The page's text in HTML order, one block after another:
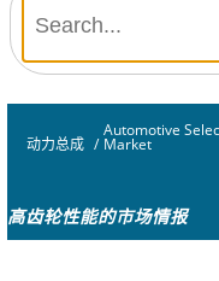
动力总成 /
Automotive
Market
高齿轮性能的市场情报